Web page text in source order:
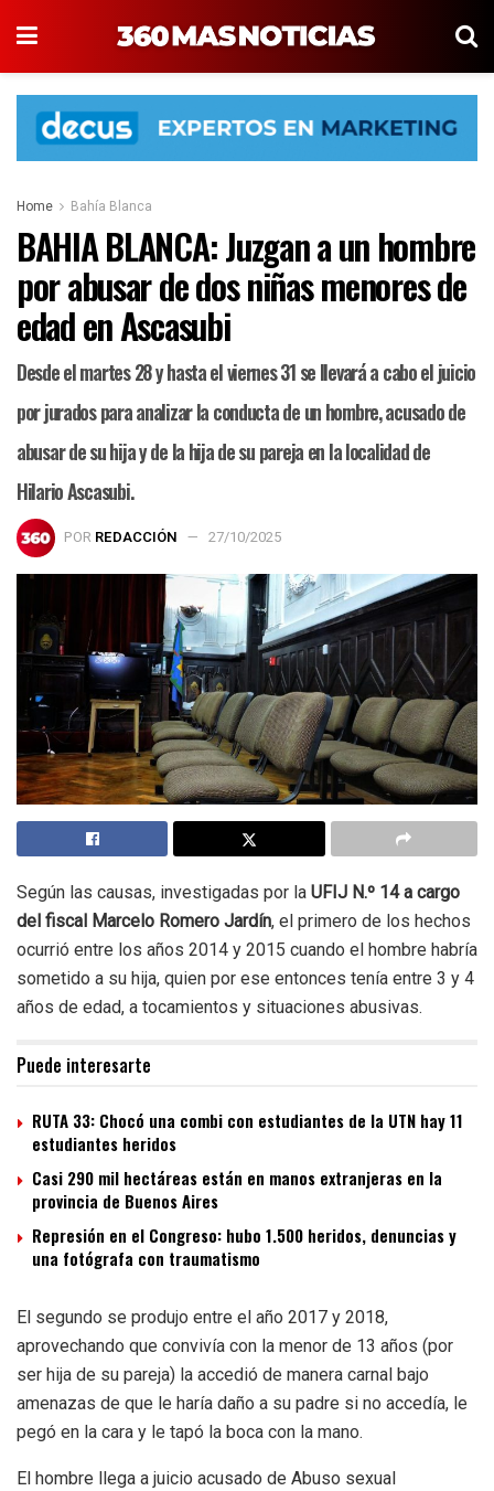
Home Bahía Blanca
BAHIA BLANCA: Juzgan a un hombre
por abusar de dos niñas menores de
edad en Ascasubi
Desde el martes 28 y hasta el viernes 31 se llevará a cabo el juicio
por jurados para analizar la conducta de un hombre, acusado de
abusar de su hija y de la hija de su pareja en la localidad de
Hilario Ascasubi.
POR REDACCIÓN 27/10/2025
Según las causas, investigadas por la UFIJ N.º 14 a cargo
del fiscal Marcelo Romero Jardín, el primero de los hechos
ocurrió entre los años 2014 y 2015 cuando el hombre habría
sometido a su hija, quien por ese entonces tenía entre 3 y 4
años de edad, a tocamientos y situaciones abusivas.
Puede interesarte
RUTA 33: Chocó una combi con estudiantes de la UTN hay 11
estudiantes heridos
Casi 290 mil hectáreas están en manos extranjeras en la
provincia de Buenos Aires
Represión en el Congreso: hubo 1.500 heridos, denuncias y
una fotógrafa con traumatismo
El segundo se produjo entre el año 2017 y 2018,
aprovechando que convivía con la menor de 13 años (por
ser hija de su pareja) la accedió de manera carnal bajo
amenazas de que le haría daño a su padre si no accedía, le
pegó en la cara y le tapó la boca con la mano.
El hombre llega a juicio acusado de Abuso sexual